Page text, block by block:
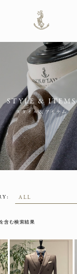
STYLE & ITEMS
スタイル＆アイテム
含む検索結果